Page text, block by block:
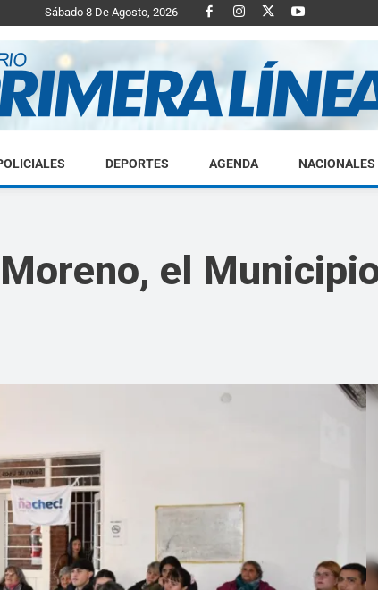
Sábado 8 De Agosto, 2026
Diario
DEPORTES AGENDA NACIONALES
el